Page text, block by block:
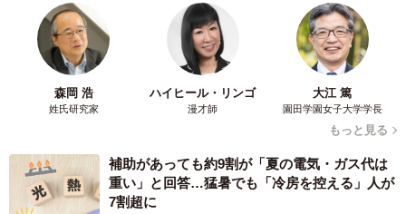
て強い恐怖に映るという手応えを感じました。そこで今作
では「組体操」をホラーのモチーフとして取り入れていま
す。一糸乱れぬ整列や身体的表現が生む不気味さは、東ア
ジア独自の文化背景がありつつも、視覚的な恐怖として世
ピエール瀧の美学。「俺が、俺が」にならない純
度の高め方
森岡 浩
姓氏研究家
ハイヒール・リンゴ
漫才師
大江 篤
園田学園女子大学学長
もっと見る
補助があっても約9割が「夏の電気・ガス代は
重い」と回答…猛暑でも「冷房を控える」人が
7割超に